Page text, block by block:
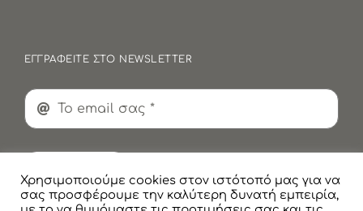
ΕΓΓΡΑΦΕΙΤΕ ΣΤΟ NEWSLETTER
Χρησιμοποιούμε cookies στον ιστότοπό μας για να
σας προσφέρουμε την καλύτερη δυνατή εμπειρία,